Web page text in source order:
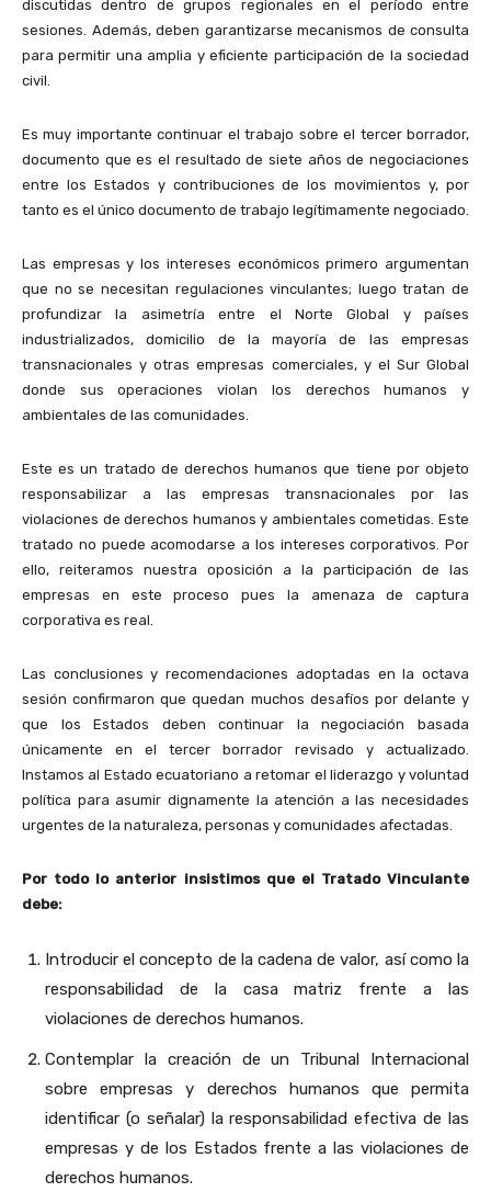
discutidas dentro de grupos regionales en el período entre
sesiones. Además, deben garantizarse mecanismos de consulta
para permitir una amplia y eficiente participación de la sociedad
civil.
Es muy importante continuar el trabajo sobre el tercer borrador,
documento que es el resultado de siete años de negociaciones
entre los Estados y contribuciones de los movimientos y, por
tanto es el único documento de trabajo legítimamente negociado.
Las empresas y los intereses económicos primero argumentan
que no se necesitan regulaciones vinculantes; luego tratan de
profundizar la asimetría entre el Norte Global y países
industrializados, domicilio de la mayoría de las empresas
transnacionales y otras empresas comerciales, y el Sur Global
donde sus operaciones violan los derechos humanos y
ambientales de las comunidades.
Este es un tratado de derechos humanos que tiene por objeto
responsabilizar a las empresas transnacionales por las
violaciones de derechos humanos y ambientales cometidas. Este
tratado no puede acomodarse a los intereses corporativos. Por
ello, reiteramos nuestra oposición a la participación de las
empresas en este proceso pues la amenaza de captura
corporativa es real.
Las conclusiones y recomendaciones adoptadas en la octava
sesión confirmaron que quedan muchos desafíos por delante y
que los Estados deben continuar la negociación basada
únicamente en el tercer borrador revisado y actualizado.
Instamos al Estado ecuatoriano a retomar el liderazgo y voluntad
política para asumir dignamente la atención a las necesidades
urgentes de la naturaleza, personas y comunidades afectadas.
Por todo lo anterior insistimos que el Tratado Vinculante
debe:
Introducir el concepto de la cadena de valor, así como la
responsabilidad de la casa matriz frente a las
violaciones de derechos humanos.
Contemplar la creación de un Tribunal Internacional
sobre empresas y derechos humanos que permita
identificar (o señalar) la responsabilidad efectiva de las
empresas y de los Estados frente a las violaciones de
derechos humanos.